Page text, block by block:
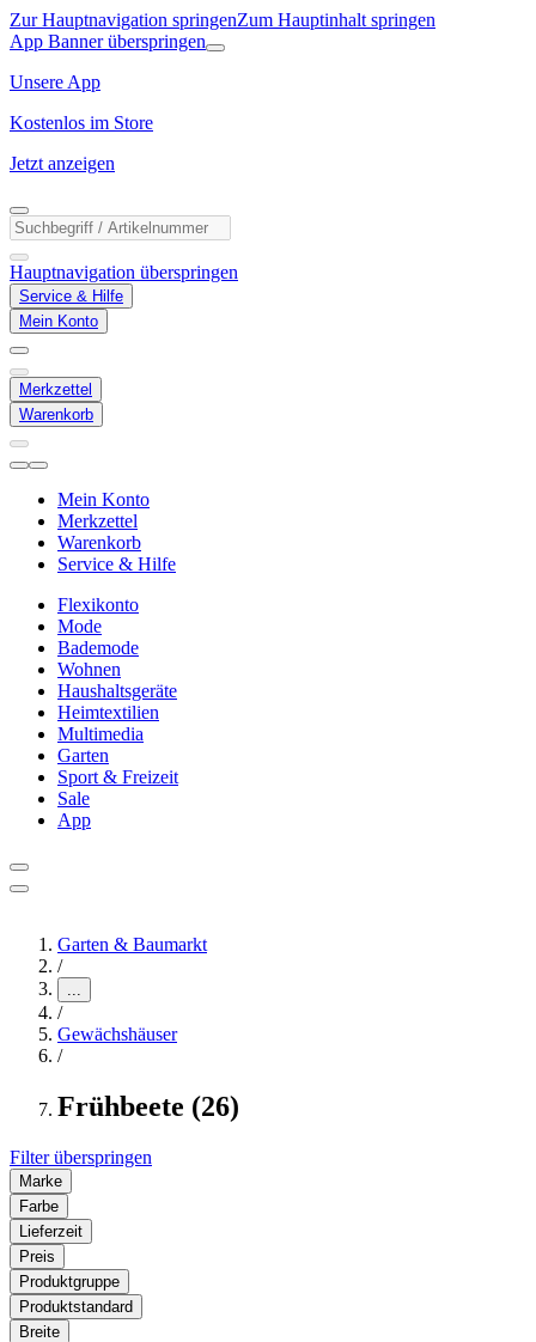
Zur Hauptnavigation springenZum Hauptinhalt springen
App Banner überspringen
Unsere App
Kostenlos im Store
Jetzt anzeigen
Hauptnavigation überspringen
Service & Hilfe
Mein Konto
Merkzettel
Warenkorb
Mein Konto
Merkzettel
Warenkorb
Service & Hilfe
Flexikonto
Mode
Bademode
Wohnen
Haushaltsgeräte
Heimtextilien
Multimedia
Garten
Sport & Freizeit
Sale
App
Garten & Baumarkt
/
...
/
Gewächshäuser
/
Frühbeete (26)
Filter überspringen
Marke
Farbe
Lieferzeit
Preis
Produktgruppe
Produktstandard
Breite